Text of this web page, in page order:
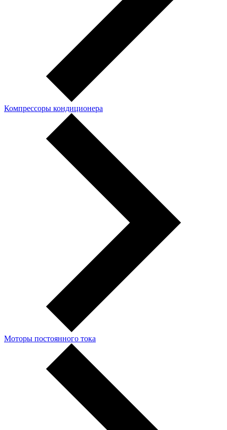
Компрессоры кондиционера
Моторы постоянного тока